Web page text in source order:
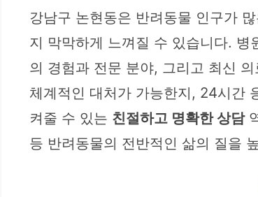
강남구 논현동은 반려동물 인구가
지 막막하게 느껴질 수 있습니다. 병
의 경험과 전문 분야, 그리고 최신
체계적인 대처가 가능한지, 24시간
켜줄 수 있는 친절하고 명확한 상담
등 반려동물의 전반적인 삶의 질을